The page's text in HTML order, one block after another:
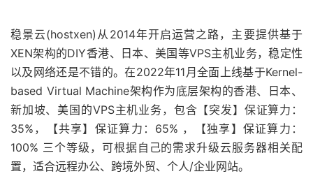
稳景云(hostxen)从2014年开启运营之路，主要提供基于
XEN架构的DIY香港、日本、美国等VPS主机业务，稳定性
以及网络还是不错的。在2022年11月全面上线基于Kernel-
based Virtual Machine架构作为底层架构的香港、日本、
新加坡、美国的VPS主机业务，包含【突发】保证算力：
35%，【共享】保证算力：65% ，【独享】保证算力：
100% 三个等级，可根据自己的需求升级云服务器相关配
置，适合远程办公、跨境外贸、个人/企业网站。